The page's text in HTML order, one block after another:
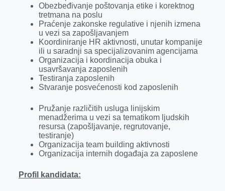
Obezbeđivanje poštovanja etike i korektnog
tretmana na poslu
Praćenje zakonske regulative i njenih izmena
u vezi sa zapošljavanjem
Koordiniranje HR aktivnosti, unutar kompanije
ili u saradnji sa specijalizovanim agencijama
Organizacija i koordinacija obuka i
usavršavanja zaposlenih
Testiranja zaposlenih
Stvaranje posvećenosti kod zaposlenih
Pružanje različitih usluga linijskim
menadžerima u vezi sa tematikom ljudskih
resursa (zapošljavanje, regrutovanje,
testiranje)
Organizacija team building aktivnosti
Organizacija internih događaja za zaposlene
Profil kandidata: